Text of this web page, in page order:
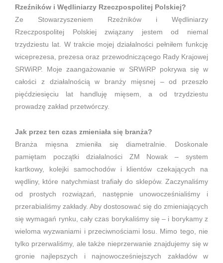
Rzeźników i Wędliniarzy Rzeczpospolitej Polskiej?
Ze Stowarzyszeniem Rzeźników i Wędliniarzy
Rzeczpospolitej Polskiej związany jestem od niemal
trzydziestu lat. W trakcie mojej działalności pełniłem funkcję
wiceprezesa, prezesa oraz przewodniczącego Rady Krajowej
SRWiRP. Moje zaangażowanie w SRWiRP pokrywa się w
całości z działalnością w branży mięsnej – od przeszło
pięćdziesięciu lat handluję mięsem, a od trzydziestu
prowadzę zakład przetwórczy.
Jak przez ten czas zmieniała się branża?
Branża mięsna zmieniła się diametralnie. Doskonale
pamiętam początki działalności ZM Nowak – system
kartkowy, kolejki samochodów i klientów czekających na
wędliny, które natychmiast trafiały do sklepów. Zaczynaliśmy
od prostych rozwiązań, następnie unowocześnialiśmy i
przerabialiśmy zakłady. Aby dostosować się do zmieniających
się wymagań rynku, cały czas borykaliśmy się – i borykamy z
wieloma wyzwaniami i przeciwnościami losu. Mimo tego, nie
tylko przerwaliśmy, ale także nieprzerwanie znajdujemy się w
gronie najlepszych i najnowocześniejszych zakładów w